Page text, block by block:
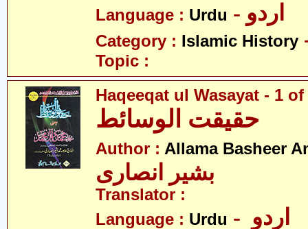
Language : Urdu - اردو
Category : Islamic History
Topic :
Haqeeqat ul Wasayat - 1 of
حقیقت الوسائط
Author : Allama Basheer
بشیر انصاری
Translator :
Language : Urdu